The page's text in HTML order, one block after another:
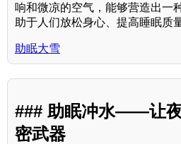
响和微凉的空气，能够营造出一
助于人们放松身心、提高睡眠质
助眠大雪
### 助眠冲水——让
密武器